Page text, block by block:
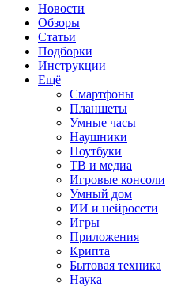
Новости
Обзоры
Статьи
Подборки
Инструкции
Ещё
Смартфоны
Планшеты
Умные часы
Наушники
Ноутбуки
ТВ и медиа
Игровые консоли
Умный дом
ИИ и нейросети
Игры
Приложения
Крипта
Бытовая техника
Наука